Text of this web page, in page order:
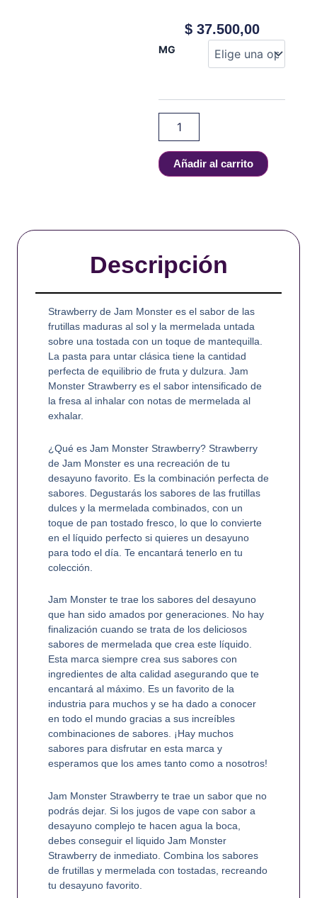
$37.500,00
MG
JAM
-
100
cantidad
Añadir al carrito
Descripción
Strawberry de Jam Monster es el sabor de las
frutillas maduras al sol y la mermelada untada
sobre una tostada con un toque de mantequilla.
La pasta para untar clásica tiene la cantidad
perfecta de equilibrio de fruta y dulzura. Jam
Monster Strawberry es el sabor intensificado de
la fresa al inhalar con notas de mermelada al
exhalar.
¿Qué es Jam Monster Strawberry? Strawberry
de Jam Monster es una recreación de tu
desayuno favorito. Es la combinación perfecta de
sabores. Degustarás los sabores de las frutillas
dulces y la mermelada combinados, con un
toque de pan tostado fresco, lo que lo convierte
en el líquido perfecto si quieres un desayuno
para todo el día. Te encantará tenerlo en tu
colección.
Jam Monster te trae los sabores del desayuno
que han sido amados por generaciones. No hay
finalización cuando se trata de los deliciosos
sabores de mermelada que crea este líquido.
Esta marca siempre crea sus sabores con
ingredientes de alta calidad asegurando que te
encantará al máximo. Es un favorito de la
industria para muchos y se ha dado a conocer
en todo el mundo gracias a sus increíbles
combinaciones de sabores. ¡Hay muchos
sabores para disfrutar en esta marca y
esperamos que los ames tanto como a nosotros!
Jam Monster Strawberry te trae un sabor que no
podrás dejar. Si los jugos de vape con sabor a
desayuno complejo te hacen agua la boca,
debes conseguir el liquido Jam Monster
Strawberry de inmediato. Combina los sabores
de frutillas y mermelada con tostadas, recreando
tu desayuno favorito.